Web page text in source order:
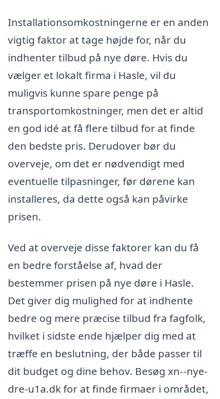
Installationsomkostningerne er en anden
vigtig faktor at tage højde for, når du
indhenter tilbud på nye døre. Hvis du
vælger et lokalt firma i Hasle, vil du
muligvis kunne spare penge på
transportomkostninger, men det er altid
en god idé at få flere tilbud for at finde
den bedste pris. Derudover bør du
overveje, om det er nødvendigt med
eventuelle tilpasninger, før dørene kan
installeres, da dette også kan påvirke
prisen.
Ved at overveje disse faktorer kan du få
en bedre forståelse af, hvad der
bestemmer prisen på nye døre i Hasle.
Det giver dig mulighed for at indhente
bedre og mere præcise tilbud fra fagfolk,
hvilket i sidste ende hjælper dig med at
træffe en beslutning, der både passer til
dit budget og dine behov. Besøg xn--nye-
dre-u1a.dk for at finde firmaer i området,